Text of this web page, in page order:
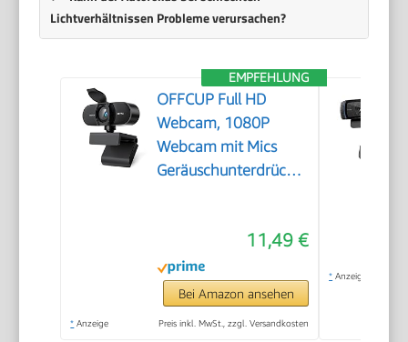
Lichtverhältnissen Probleme verursachen?
EMPFEHLUNG
OFFCUP Full HD
Webcam, 1080P
Webcam mit Mics
Geräuschunterdrückung,
Kamera für PC Laptop
für Live-Streaming
Videoanruf Konferenz
Online-Unterricht
11,49 €
Bei Amazon ansehen
* Anzeige Preis inkl. MwSt., zzgl. Versandkosten
* Anzeige